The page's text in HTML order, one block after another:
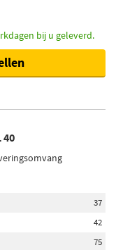
bij u geleverd.
40
37
42
75